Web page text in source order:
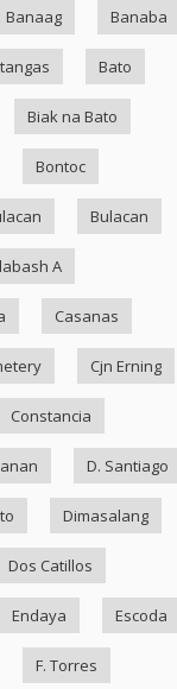
Banaag Banaba
Bato
Biak na Bato
Bontoc
Bulacan
A
Casanas
Cjn Erning
Constancia
D. Santiago
Dimasalang
Dos Catillos
Endaya Escoda
F. Torres